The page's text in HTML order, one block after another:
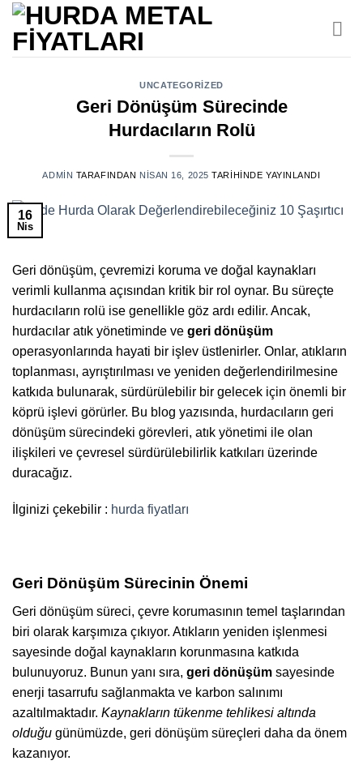
İçeriğe
atla
UNCATEGORIZED
Geri Dönüşüm Sürecinde
Hurdacıların Rolü
ADMIN TARAFINDAN NISAN 16, 2025 TARIHINDE YAYINLANDI
16
Nis
Geri dönüşüm, çevremizi koruma ve doğal kaynakları
verimli kullanma açısından kritik bir rol oynar. Bu süreçte
hurdacıların rolü ise genellikle göz ardı edilir. Ancak,
hurdacılar atık yönetiminde ve geri dönüşüm
operasyonlarında hayati bir işlev üstlenirler. Onlar, atıkların
toplanması, ayrıştırılması ve yeniden değerlendirilmesine
katkıda bulunarak, sürdürülebilir bir gelecek için önemli bir
köprü işlevi görürler. Bu blog yazısında, hurdacıların geri
dönüşüm sürecindeki görevleri, atık yönetimi ile olan
ilişkileri ve çevresel sürdürülebilirlik katkıları üzerinde
duracağız.
İlginizi çekebilir : hurda fiyatları
Geri Dönüşüm Sürecinin Önemi
Geri dönüşüm süreci, çevre korumasının temel taşlarından
biri olarak karşımıza çıkıyor. Atıkların yeniden işlenmesi
sayesinde doğal kaynakların korunmasına katkıda
bulunuyoruz. Bunun yanı sıra, geri dönüşüm sayesinde
enerji tasarrufu sağlanmakta ve karbon salınımı
azaltılmaktadır. Kaynakların tükenme tehlikesi altında
olduğu günümüzde, geri dönüşüm süreçleri daha da önem
kazanıyor.